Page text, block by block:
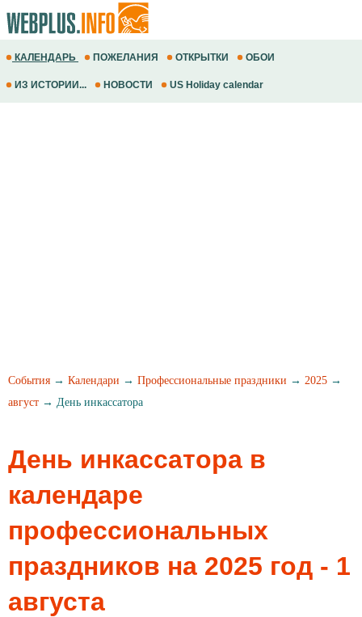
КАЛЕНДАРЬ ПОЖЕЛАНИЯ ОТКРЫТКИ ОБОИ
ИЗ ИСТОРИИ... НОВОСТИ US Holiday calendar
События → Календари → Профессиональные праздники → 2025 →
август → День инкассатора
День инкассатора в
календаре
профессиональных
праздников на 2025 год - 1
августа